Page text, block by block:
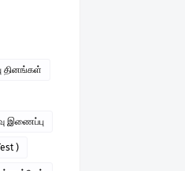
தினங்கள்
இணைப்பு
)